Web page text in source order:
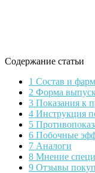
Содержание статьи
1 Состав и
2 Форма
3 Показания к
4 Инструкция
5
6 Побочные
7 Аналоги
8 Мнение
9 Отзывы